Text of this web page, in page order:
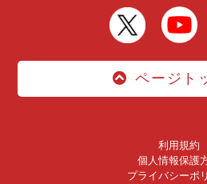
ページト
利用規約
個人情報保護
プライバシーポ